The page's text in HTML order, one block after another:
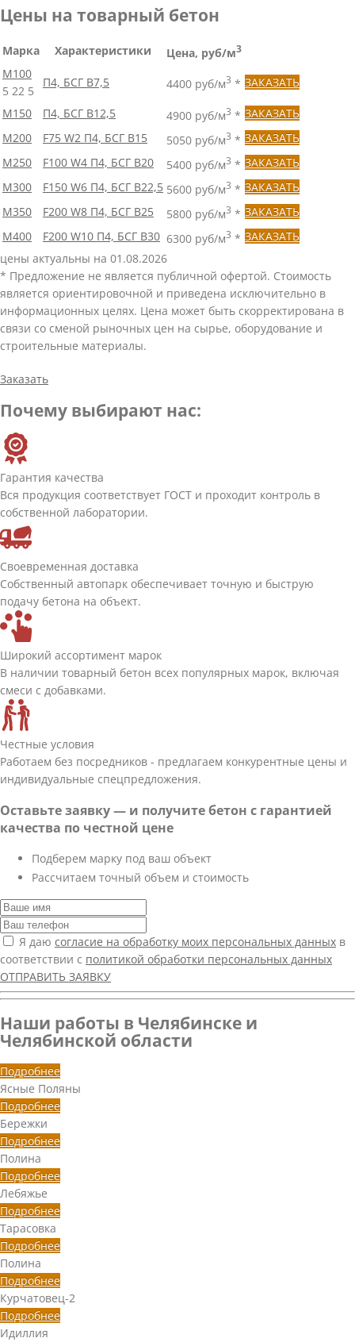
Цены на товарный бетон
Марка Характеристики Цена, руб/м3
М100
5 22 5
П4, БСГ В7,5 4400 руб/м3 * ЗАКАЗАТЬ
М150 П4, БСГ В12,5 4900 руб/м3 * ЗАКАЗАТЬ
М200
F75 W2 П4, БСГ В15 5050 руб/м3 * ЗАКАЗАТЬ
М250
F100 W4 П4, БСГ В20 5400 руб/м3 * ЗАКАЗАТЬ
М300
F150 W6 П4, БСГ В22,5 5600 руб/м3 * ЗАКАЗАТЬ
М350
F200 W8 П4, БСГ В25 5800 руб/м3 * ЗАКАЗАТЬ
М400
F200 W10 П4, БСГ В30 6300 руб/м3 * ЗАКАЗАТЬ
цены актуальны на 01.08.2026
* Предложение не является публичной офертой. Стоимость
является ориентировочной и приведена исключительно в
информационных целях. Цена может быть скорректирована в
связи со сменой рыночных цен на сырье, оборудование и
строительные материалы.
Заказать
Почему выбирают нас:
Гарантия качества
Вся продукция соответствует ГОСТ и проходит контроль в
собственной лаборатории.
Своевременная доставка
Собственный автопарк обеспечивает точную и быструю
подачу бетона на объект.
Широкий ассортимент марок
В наличии товарный бетон всех популярных марок, включая
смеси с добавками.
Честные условия
Работаем без посредников - предлагаем конкурентные цены и
индивидуальные спецпредложения.
Оставьте заявку — и получите бетон с гарантией
качества по честной цене
Подберем марку под ваш объект
Рассчитаем точный объем и стоимость
Я даю согласие на обработку моих персональных данных в
соответствии с политикой обработки персональных данных
ОТПРАВИТЬ ЗАЯВКУ
Наши работы в Челябинске и
Челябинской области
Подробнее
Ясные Поляны
Подробнее
Бережки
Подробнее
Полина
Подробнее
Лебяжье
Подробнее
Тарасовка
Подробнее
Полина
Подробнее
Курчатовец-2
Подробнее
Идиллия